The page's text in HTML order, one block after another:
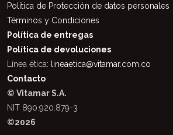
Política de Protección de datos personales
Términos y Condiciones
Política de entregas
Política de devoluciones
Línea ética:
lineaetica@vitamar.com.co
Contacto
© Vitamar S.A.
NIT 890.920.879-3
©2026